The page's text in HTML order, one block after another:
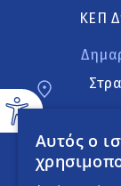
ΚΕΠ
Αυτός ο